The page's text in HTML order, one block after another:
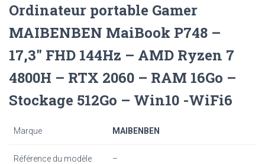
Ordinateur portable Gamer
MAIBENBEN MaiBook P748 –
17,3″ FHD 144Hz – AMD Ryzen 7
4800H – RTX 2060 – RAM 16Go –
Stockage 512Go – Win10 -WiFi6
Marque MAIBENBEN
Référence du modèle –